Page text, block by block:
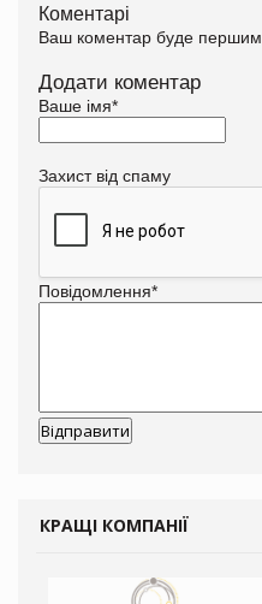
Коментарі
Ваш коментар буде першим.
Додати коментар
Ваше імя*
Захист від спаму
Повідомлення*
КРАЩІ КОМПАНІЇ